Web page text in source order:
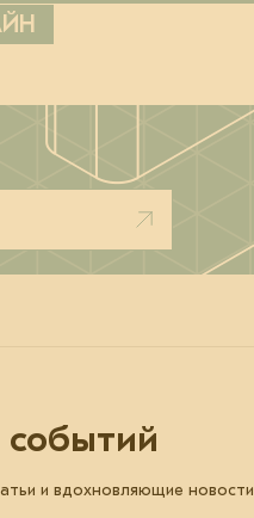
событий
и вдохновляющие новости